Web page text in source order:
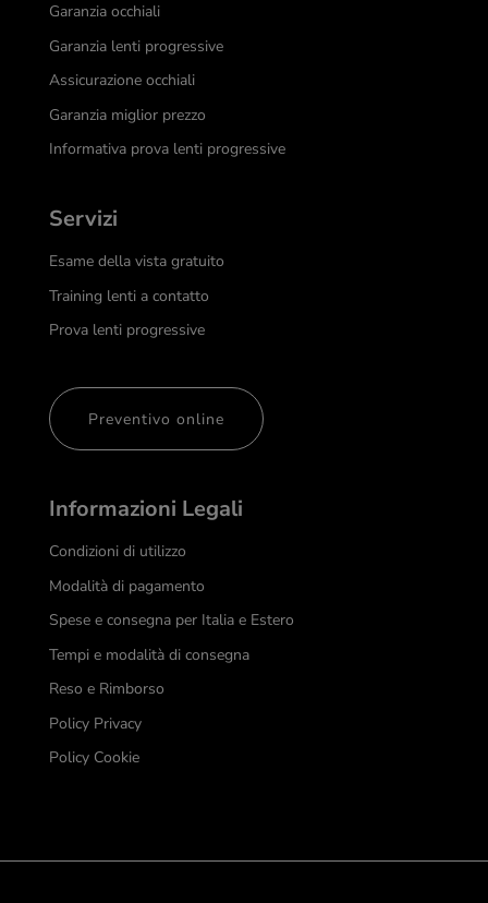
Garanzia occhiali
Garanzia lenti progressive
Assicurazione occhiali
Garanzia miglior prezzo
Informativa prova lenti progressive
Servizi
Esame della vista gratuito
Training lenti a contatto
Prova lenti progressive
Preventivo online
Informazioni Legali
Condizioni di utilizzo
Modalità di pagamento
Spese e consegna per Italia e Estero
Tempi e modalità di consegna
Reso e Rimborso
Policy Privacy
Policy Cookie